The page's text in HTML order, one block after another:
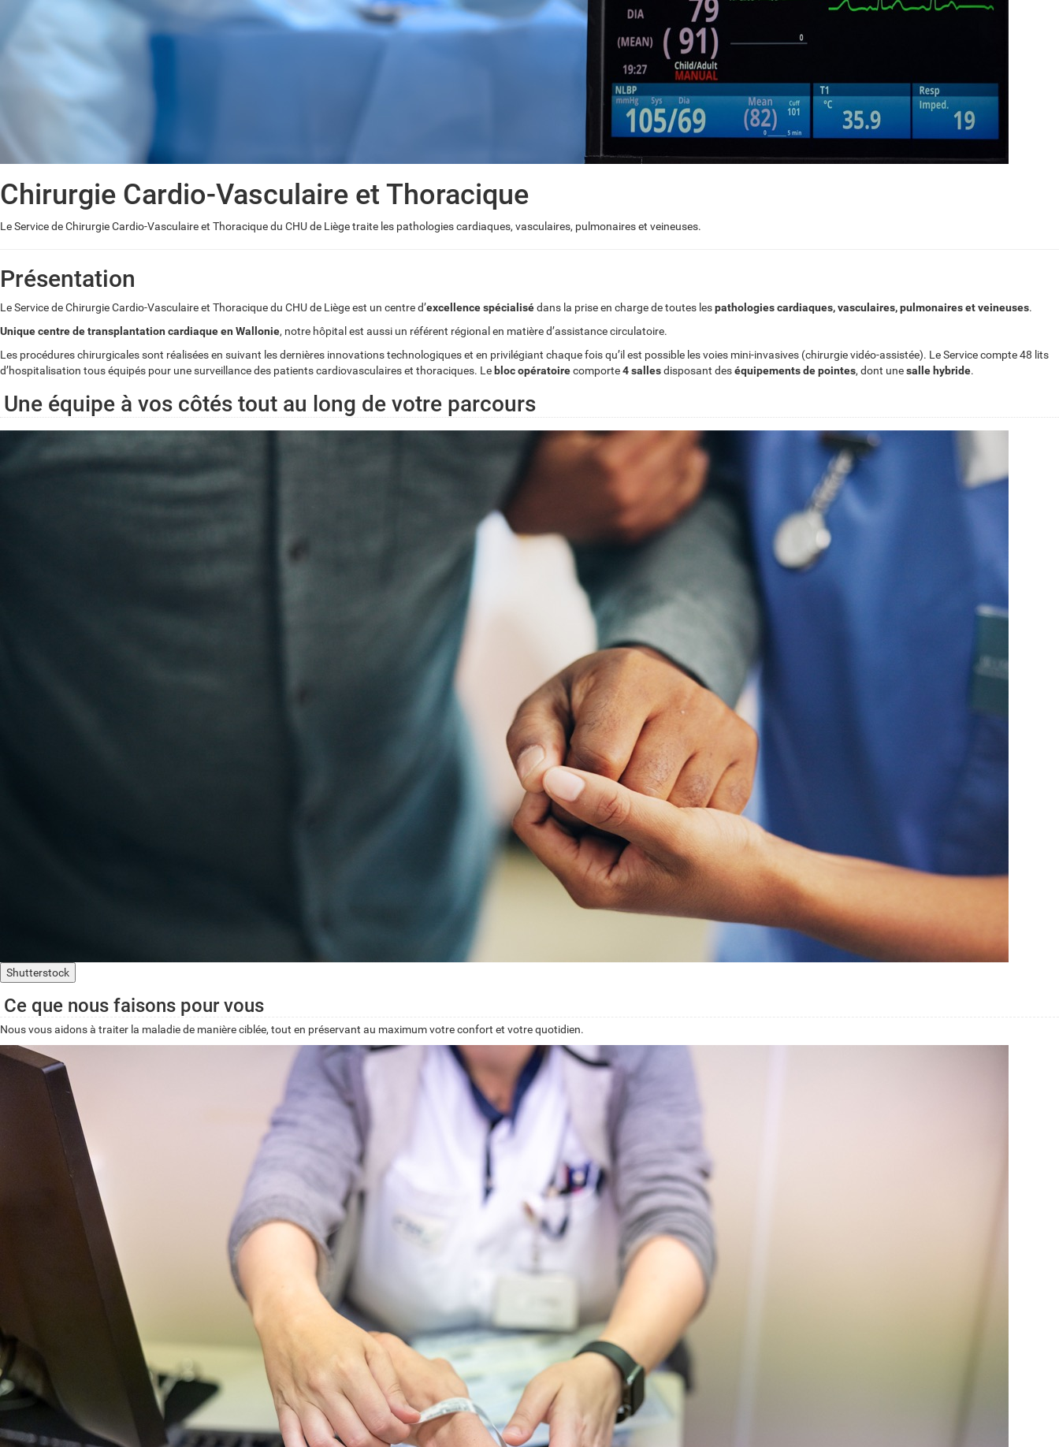
Chirurgie Cardio-Vasculaire et Thoracique
Le Service de Chirurgie Cardio-Vasculaire et Thoracique du CHU de Liège traite les pathologies cardiaques, vasculaires, pulmonaires et veineuses.
Présentation
Le Service de Chirurgie Cardio-Vasculaire et Thoracique du CHU de Liège est un centre d’excellence spécialisédans la prise en charge de toutes lespathologies cardiaques, vasculaires, pulmonaires et veineuses.
Unique centre de transplantation cardiaque en Wallonie, notre hôpital est aussi un référent régional en matière d’assistance circulatoire.
Les procédures chirurgicales sont réalisées en suivant les dernières innovations technologiques et en privilégiant chaque fois qu’il est possible les voies mini-invasives (chirurgie vidéo-assistée). Le Service compte 48 lits
d’hospitalisation tous équipés pour une surveillance des patients cardiovasculaires et thoraciques. Le bloc opératoirecomporte4 sallesdisposant deséquipements de pointes, dont unesalle hybride.
Une équipe à vos côtés tout au long de votre parcours
Shutterstock
Ce que nous faisons pour vous
Nous vous aidons à traiter la maladie de manière ciblée, tout en préservant au maximum votre confort et votre quotidien.